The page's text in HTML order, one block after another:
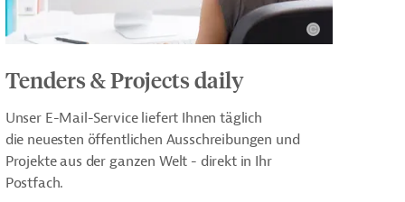
Tenders & Projects daily
Unser E-Mail-Service liefert Ihnen täglich
die neuesten öffentlichen Ausschreibungen und
Projekte aus der ganzen Welt - direkt in Ihr
Postfach.